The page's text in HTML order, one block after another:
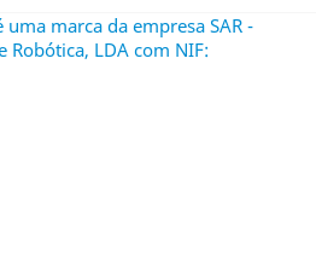
marca da empresa SAR -
Robótica, LDA com NIF: